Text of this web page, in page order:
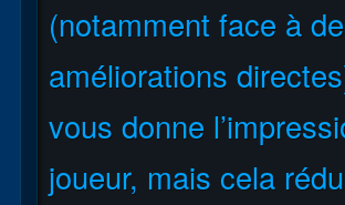
(notamment face à
améliorations
vous donne
joueur, mais cela